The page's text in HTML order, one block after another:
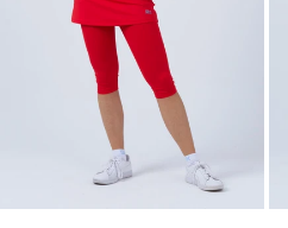
:
Unifarben
Geschlecht :
Damen & Mädchen
Lichtechtheit